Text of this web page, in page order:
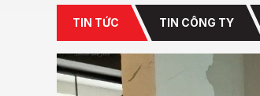
TIN TỨC TIN CÔNG TY